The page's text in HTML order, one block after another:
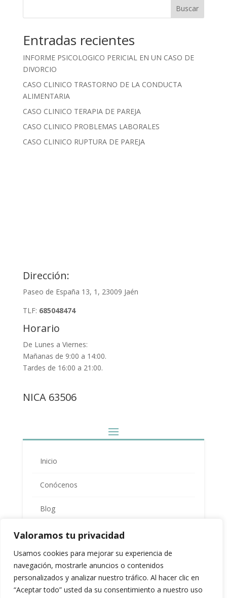
Valoramos tu privacidad
Usamos cookies para mejorar su experiencia de
navegación, mostrarle anuncios o contenidos
personalizados y analizar nuestro tráfico. Al hacer clic en
“Aceptar todo” usted da su consentimiento a nuestro uso
Buscar
Entradas recientes
INFORME PSICOLOGICO PERICIAL EN UN CASO DE
DIVORCIO
CASO CLINICO TRASTORNO DE LA CONDUCTA
ALIMENTARIA
CASO CLINICO TERAPIA DE PAREJA
CASO CLINICO PROBLEMAS LABORALES
CASO CLINICO RUPTURA DE PAREJA
Dirección:
Paseo de España 13, 1, 23009 Jaén
TLF: 685048474
Horario
De Lunes a Viernes:
Mañanas de 9:00 a 14:00.
Tardes de 16:00 a 21:00.
NICA 63506
Inicio
Conócenos
Blog
Terapia Infanto Juvenil
Terapia Adultos
Terapia de pareja